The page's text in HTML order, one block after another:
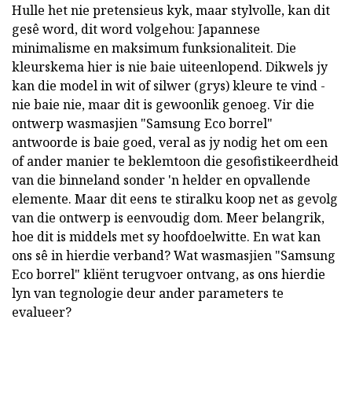
Hulle het nie pretensieus kyk, maar stylvolle, kan dit
gesê word, dit word volgehou: Japannese
minimalisme en maksimum funksionaliteit. Die
kleurskema hier is nie baie uiteenlopend. Dikwels jy
kan die model in wit of silwer (grys) kleure te vind -
nie baie nie, maar dit is gewoonlik genoeg. Vir die
ontwerp wasmasjien "Samsung Eco borrel"
antwoorde is baie goed, veral as jy nodig het om een
of ander manier te beklemtoon die gesofistikeerdheid
van die binneland sonder 'n helder en opvallende
elemente. Maar dit eens te stiralku koop net as gevolg
van die ontwerp is eenvoudig dom. Meer belangrik,
hoe dit is middels met sy hoofdoelwitte. En wat kan
ons sê in hierdie verband? Wat wasmasjien "Samsung
Eco borrel" kliënt terugvoer ontvang, as ons hierdie
lyn van tegnologie deur ander parameters te
evalueer?